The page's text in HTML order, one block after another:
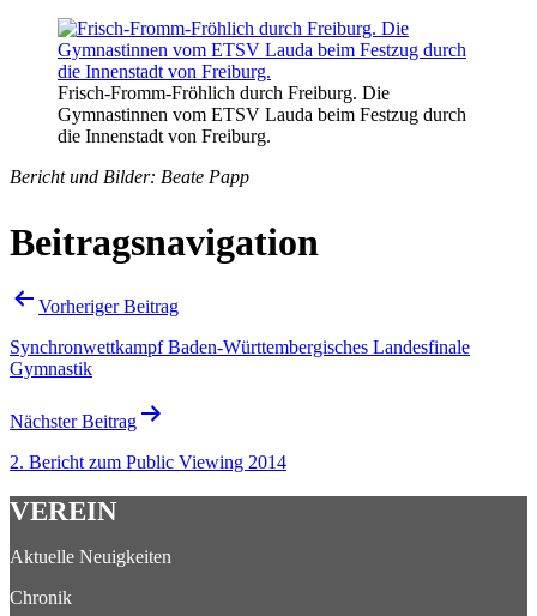
Frisch-Fromm-Fröhlich durch Freiburg. Die
Gymnastinnen vom ETSV Lauda beim Festzug durch
die Innenstadt von Freiburg.
Bericht und Bilder: Beate Papp
Beitragsnavigation
Vorheriger Beitrag
Synchronwettkampf Baden-Württembergisches Landesfinale
Gymnastik
Nächster Beitrag
2. Bericht zum Public Viewing 2014
VEREIN
Aktuelle Neuigkeiten
Chronik